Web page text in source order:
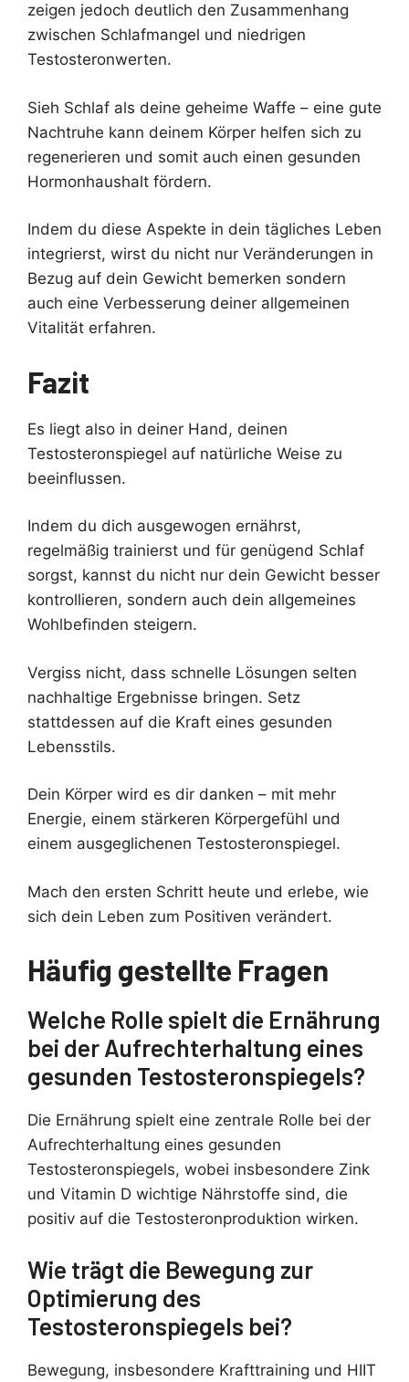
zeigen jedoch deutlich den Zusammenhang
zwischen Schlafmangel und niedrigen
Testosteronwerten.
Sieh Schlaf als deine geheime Waffe – eine gute
Nachtruhe kann deinem Körper helfen sich zu
regenerieren und somit auch einen gesunden
Hormonhaushalt fördern.
Indem du diese Aspekte in dein tägliches Leben
integrierst, wirst du nicht nur Veränderungen in
Bezug auf dein Gewicht bemerken sondern
auch eine Verbesserung deiner allgemeinen
Vitalität erfahren.
Fazit
Es liegt also in deiner Hand, deinen
Testosteronspiegel auf natürliche Weise zu
beeinflussen.
Indem du dich ausgewogen ernährst,
regelmäßig trainierst und für genügend Schlaf
sorgst, kannst du nicht nur dein Gewicht besser
kontrollieren, sondern auch dein allgemeines
Wohlbefinden steigern.
Vergiss nicht, dass schnelle Lösungen selten
nachhaltige Ergebnisse bringen. Setz
stattdessen auf die Kraft eines gesunden
Lebensstils.
Dein Körper wird es dir danken – mit mehr
Energie, einem stärkeren Körpergefühl und
einem ausgeglichenen Testosteronspiegel.
Mach den ersten Schritt heute und erlebe, wie
sich dein Leben zum Positiven verändert.
Häufig gestellte Fragen
Welche Rolle spielt die Ernährung
bei der Aufrechterhaltung eines
gesunden Testosteronspiegels?
Die Ernährung spielt eine zentrale Rolle bei der
Aufrechterhaltung eines gesunden
Testosteronspiegels, wobei insbesondere Zink
und Vitamin D wichtige Nährstoffe sind, die
positiv auf die Testosteronproduktion wirken.
Wie trägt die Bewegung zur
Optimierung des
Testosteronspiegels bei?
Bewegung, insbesondere Krafttraining und HIIT